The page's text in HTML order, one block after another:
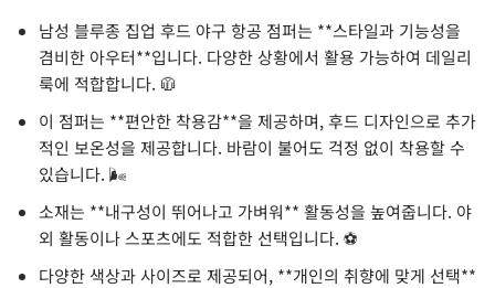
남성 블루종 집업 후드 야구 항공 점퍼는 **스타일과 기능성을
겸비한 아우터**입니다. 다양한 상황에서 활용 가능하여 데일리
룩에 적합합니다. 🧥
이 점퍼는 **편안한 착용감**을 제공하며, 후드 디자인으로 추가
적인 보온성을 제공합니다. 바람이 불어도 걱정 없이 착용할 수
있습니다. 🌬️
소재는 **내구성이 뛰어나고 가벼워** 활동성을 높여줍니다. 야
외 활동이나 스포츠에도 적합한 선택입니다. ⚽
다양한 색상과 사이즈로 제공되어, **개인의 취향에 맞게 선택**